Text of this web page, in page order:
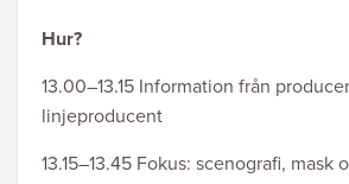
Hur?
13.00–13.15 Information från
linjeproducent
13.15–13.45 Fokus: scenografi, mask